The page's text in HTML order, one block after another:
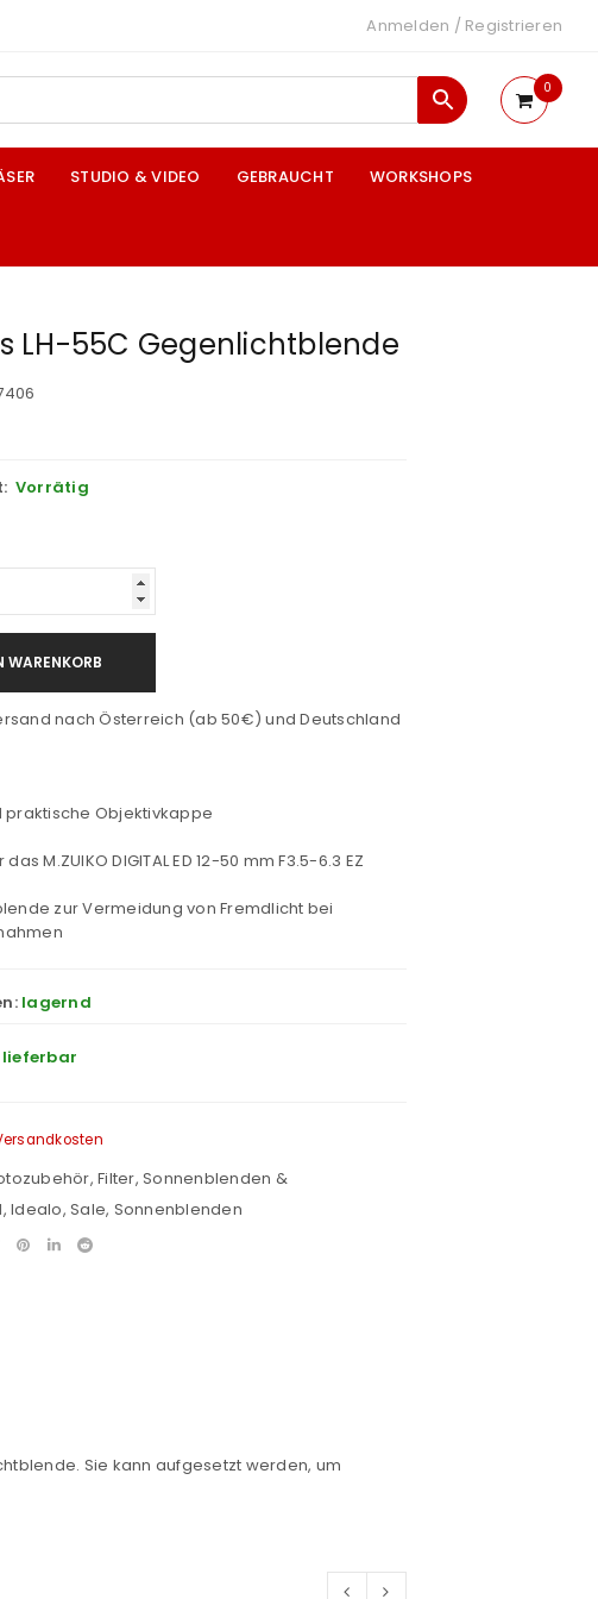
Anmelden / Registrieren
0
STUDIO & VIDEO GEBRAUCHT WORKSHOPS
LH-55C Gegenlichtblende
Vorrätig
WARENKORB
nach Österreich (ab 50€) und Deutschland
praktische Objektivkappe
M.ZUIKO DIGITAL ED 12-50 mm F3.5-6.3 EZ
zur Vermeidung von Fremdlicht bei
lagernd
, Filter, Sonnenblenden &
, Idealo, Sale, Sonnenblenden
Sie kann aufgesetzt werden, um